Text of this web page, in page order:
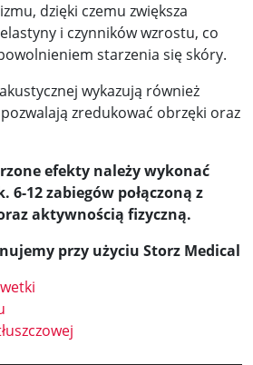
dzięki czemu zwiększa
i czynników wzrostu, co
starzenia się skóry.
wykazują również
zredukować obrzęki oraz
efekty należy wykonać
6-12 zabiegów połączoną z
aktywnością fizyczną.
przy użyciu Storz Medical